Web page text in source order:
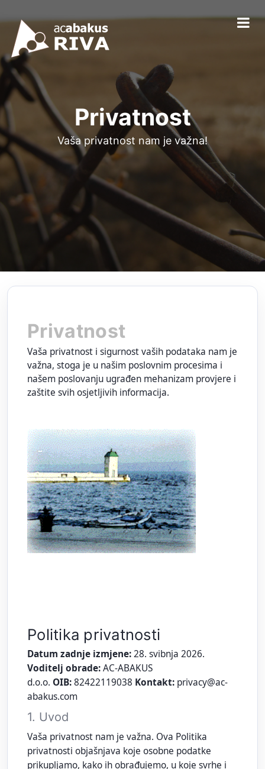
Privatnost
Vaša privatnost nam je važna!
Privatnost
Vaša privatnost i sigurnost vaših podataka nam je
važna, stoga je u našim poslovnim procesima i
našem poslovanju ugrađen mehanizam provjere i
zaštite svih osjetljivih informacija.
Politika privatnosti
Datum zadnje izmjene:28. svibnja 2026.
Voditelj obrade:AC-ABAKUS
d.o.o. OIB:82422119038 Kontakt: privacy@ac-
abakus.com
1. Uvod
Vaša privatnost nam je važna. Ova Politika
privatnosti objašnjava koje osobne podatke
prikupljamo, kako ih obrađujemo, u koje svrhe i